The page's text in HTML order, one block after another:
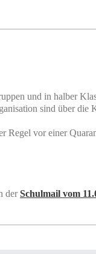
und in halber
sind über die
vor einer
derSchulmail vom